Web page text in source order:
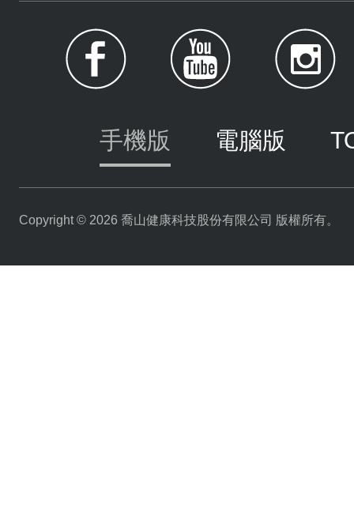
手機版 電腦版
Copyright © 2026 喬山健康科技股份有限公司 版權所有。